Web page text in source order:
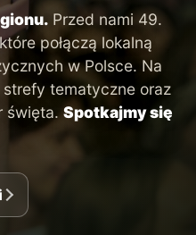
Przed nami 49.
połączą lokalną
w Polsce. Na
tematyczne oraz
święta.Spotkajmy się